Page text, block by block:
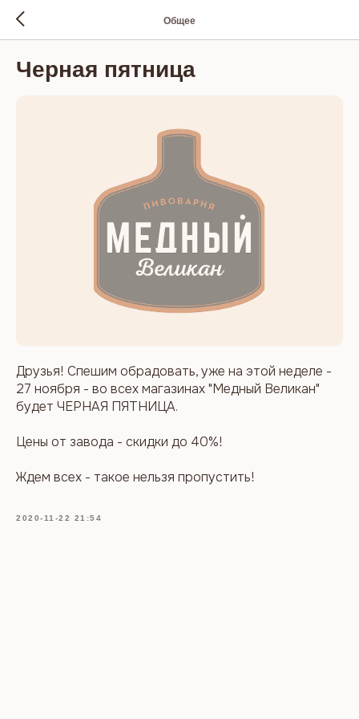
Общее
Черная пятница
Друзья! Спешим обрадовать, уже на этой неделе -
27 ноября - во всех магазинах "Медный Великан"
будет ЧЕРНАЯ ПЯТНИЦА.
Цены от завода - скидки до 40%!
Ждем всех - такое нельзя пропустить!
2020-11-22 21:54